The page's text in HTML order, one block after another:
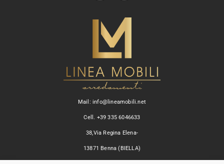
Mail: info@lineamobili.net
Cell. +39 335 6046633
38,Via Regina Elena-
13871 Benna (BIELLA)